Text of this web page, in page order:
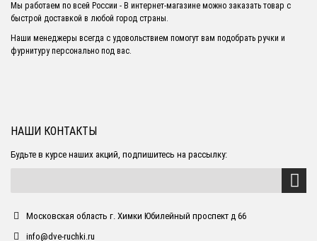
Мы работаем по всей России - В интернет-магазине можно заказать товар с
быстрой доставкой в любой город страны.
Наши менеджеры всегда с удовольствием помогут вам подобрать ручки и
фурнитуру персонально под вас.
НАШИ КОНТАКТЫ
Будьте в курсе наших акций, подпишитесь на рассылку:
Московская область г. Химки Юбилейный проспект д 66
info@dve-ruchki.ru